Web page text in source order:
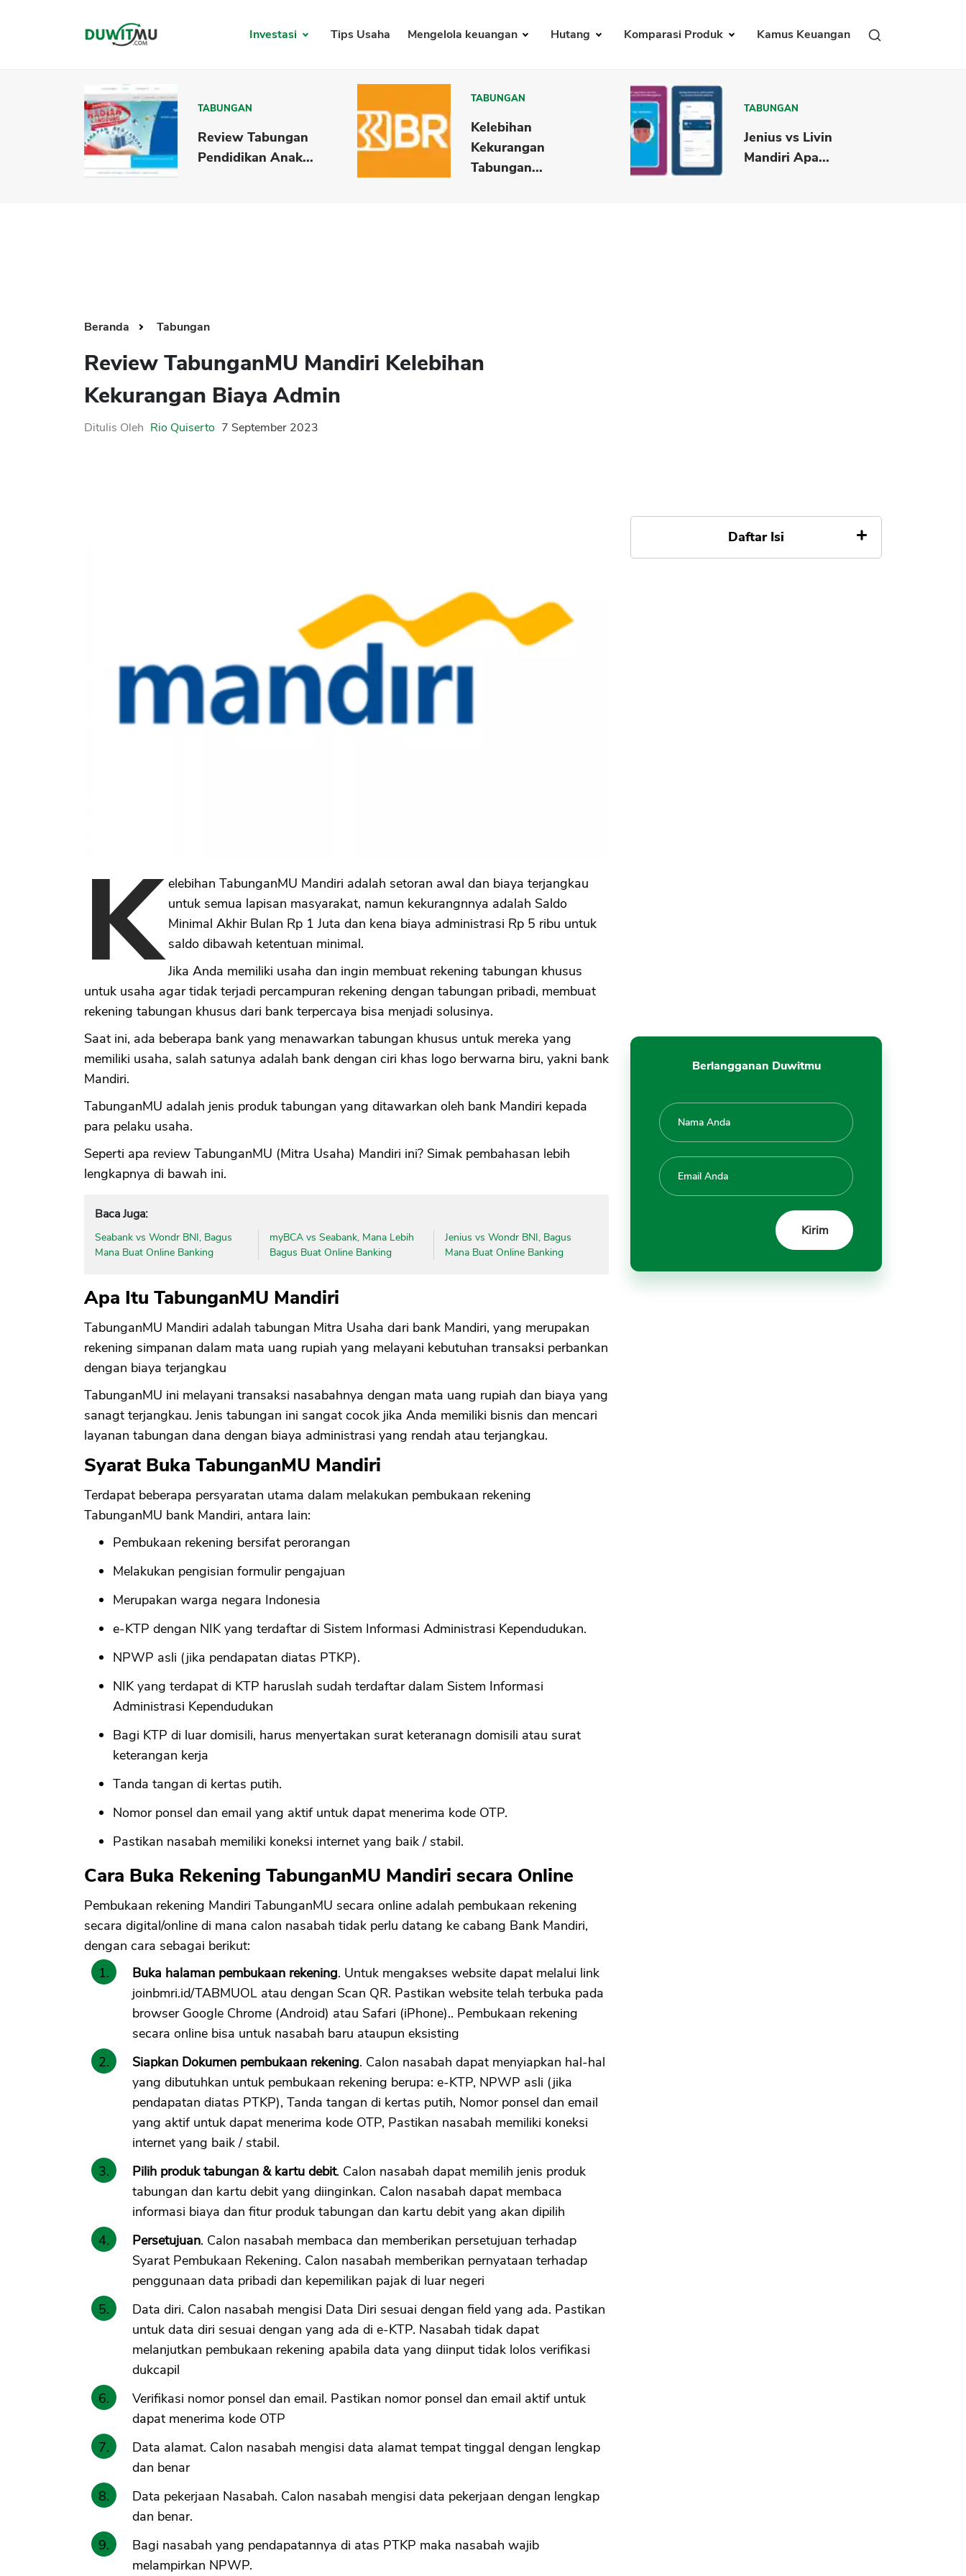
Investasi Tips Usaha Mengelola keuangan Hutang Komparasi Produk Kamus Keuangan
TABUNGAN
Review Tabungan
Pendidikan Anak...
TABUNGAN
Kelebihan
Kekurangan
Tabungan...
TABUNGAN
Jenius vs Livin
Mandiri Apa...
Beranda Tabungan
Review TabunganMU Mandiri Kelebihan
Kekurangan Biaya Admin
Ditulis Oleh Rio Quiserto 7 September 2023
K elebihan TabunganMU Mandiri adalah setoran awal dan biaya terjangkau
untuk semua lapisan masyarakat, namun kekurangnnya adalah Saldo
Minimal Akhir Bulan Rp 1 Juta dan kena biaya administrasi Rp 5 ribu untuk
saldo dibawah ketentuan minimal.
Jika Anda memiliki usaha dan ingin membuat rekening tabungan khusus
untuk usaha agar tidak terjadi percampuran rekening dengan tabungan pribadi, membuat
rekening tabungan khusus dari bank terpercaya bisa menjadi solusinya.
Saat ini, ada beberapa bank yang menawarkan tabungan khusus untuk mereka yang
memiliki usaha, salah satunya adalah bank dengan ciri khas logo berwarna biru, yakni bank
Mandiri.
TabunganMU adalah jenis produk tabungan yang ditawarkan oleh bank Mandiri kepada
para pelaku usaha.
Seperti apa review TabunganMU (Mitra Usaha) Mandiri ini? Simak pembahasan lebih
lengkapnya di bawah ini.
Baca Juga:
Seabank vs Wondr BNI, Bagus
Mana Buat Online Banking
myBCA vs Seabank, Mana Lebih
Bagus Buat Online Banking
Jenius vs Wondr BNI, Bagus
Mana Buat Online Banking
Apa Itu TabunganMU Mandiri
TabunganMU Mandiri adalah tabungan Mitra Usaha dari bank Mandiri, yang merupakan
rekening simpanan dalam mata uang rupiah yang melayani kebutuhan transaksi perbankan
dengan biaya terjangkau
TabunganMU ini melayani transaksi nasabahnya dengan mata uang rupiah dan biaya yang
sanagt terjangkau. Jenis tabungan ini sangat cocok jika Anda memiliki bisnis dan mencari
layanan tabungan dana dengan biaya administrasi yang rendah atau terjangkau.
Syarat Buka TabunganMU Mandiri
Terdapat beberapa persyaratan utama dalam melakukan pembukaan rekening
TabunganMU bank Mandiri, antara lain:
Pembukaan rekening bersifat perorangan
Melakukan pengisian formulir pengajuan
Merupakan warga negara Indonesia
e-KTP dengan NIK yang terdaftar di Sistem Informasi Administrasi Kependudukan.
NPWP asli (jika pendapatan diatas PTKP).
NIK yang terdapat di KTP haruslah sudah terdaftar dalam Sistem Informasi
Administrasi Kependudukan
Bagi KTP di luar domisili, harus menyertakan surat keteranagn domisili atau surat
keterangan kerja
Tanda tangan di kertas putih.
Nomor ponsel dan email yang aktif untuk dapat menerima kode OTP.
Pastikan nasabah memiliki koneksi internet yang baik / stabil.
Cara Buka Rekening TabunganMU Mandiri secara Online
Pembukaan rekening Mandiri TabunganMU secara online adalah pembukaan rekening
secara digital/online di mana calon nasabah tidak perlu datang ke cabang Bank Mandiri,
dengan cara sebagai berikut:
Buka halaman pembukaan rekening. Untuk mengakses website dapat melalui link
joinbmri.id/TABMUOL atau dengan Scan QR. Pastikan website telah terbuka pada
browser Google Chrome (Android) atau Safari (iPhone).. Pembukaan rekening
secara online bisa untuk nasabah baru ataupun eksisting
Siapkan Dokumen pembukaan rekening. Calon nasabah dapat menyiapkan hal-hal
yang dibutuhkan untuk pembukaan rekening berupa: e-KTP, NPWP asli (jika
pendapatan diatas PTKP), Tanda tangan di kertas putih, Nomor ponsel dan email
yang aktif untuk dapat menerima kode OTP, Pastikan nasabah memiliki koneksi
internet yang baik / stabil.
Pilih produk tabungan & kartu debit. Calon nasabah dapat memilih jenis produk
tabungan dan kartu debit yang diinginkan. Calon nasabah dapat membaca
informasi biaya dan fitur produk tabungan dan kartu debit yang akan dipilih
Persetujuan. Calon nasabah membaca dan memberikan persetujuan terhadap
Syarat Pembukaan Rekening. Calon nasabah memberikan pernyataan terhadap
penggunaan data pribadi dan kepemilikan pajak di luar negeri
Data diri. Calon nasabah mengisi Data Diri sesuai dengan field yang ada. Pastikan
untuk data diri sesuai dengan yang ada di e-KTP. Nasabah tidak dapat
melanjutkan pembukaan rekening apabila data yang diinput tidak lolos verifikasi
dukcapil
Verifikasi nomor ponsel dan email. Pastikan nomor ponsel dan email aktif untuk
dapat menerima kode OTP
Data alamat. Calon nasabah mengisi data alamat tempat tinggal dengan lengkap
dan benar
Data pekerjaan Nasabah. Calon nasabah mengisi data pekerjaan dengan lengkap
dan benar.
Bagi nasabah yang pendapatannya di atas PTKP maka nasabah wajib
melampirkan NPWP.
Daftar Isi
Berlangganan Duwitmu